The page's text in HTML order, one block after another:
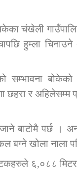
चंखेली
हुम्ला चिनाउने
सम्भावना बोकेको
छहरा र अहिलेसम्म
बाटोमै पर्छ ।
बग्ने खोला नाला
६,०८८ मिटर